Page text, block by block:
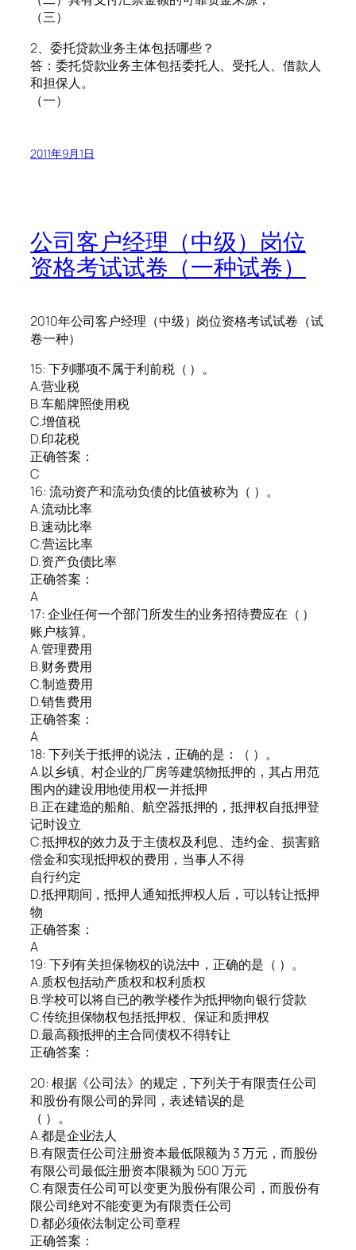
（三）
2、委托贷款业务主体包括哪些？
答：委托贷款业务主体包括委托人、受托人、借款人
和担保人。
（一）
2011年9月1日
公司客户经理（中级）岗位
资格考试试卷（一种试卷）
2010年公司客户经理（中级）岗位资格考试试卷（试
卷一种）
15: 下列哪项不属于利前税（ ）。
A.营业税
B.车船牌照使用税
C.增值税
D.印花税
正确答案：
C
16: 流动资产和流动负债的比值被称为（ ）。
A.流动比率
B.速动比率
C.营运比率
D.资产负债比率
正确答案：
A
17: 企业任何一个部门所发生的业务招待费应在（ ）
账户核算。
A.管理费用
B.财务费用
C.制造费用
D.销售费用
正确答案：
A
18: 下列关于抵押的说法，正确的是：（ ）。
A.以乡镇、村企业的厂房等建筑物抵押的，其占用范
围内的建设用地使用权一并抵押
B.正在建造的船舶、航空器抵押的，抵押权自抵押登
记时设立
C.抵押权的效力及于主债权及利息、违约金、损害赔
偿金和实现抵押权的费用，当事人不得
自行约定
D.抵押期间，抵押人通知抵押权人后，可以转让抵押
物
正确答案：
A
19: 下列有关担保物权的说法中，正确的是（ ）。
A.质权包括动产质权和权利质权
B.学校可以将自已的教学楼作为抵押物向银行贷款
C.传统担保物权包括抵押权、保证和质押权
D.最高额抵押的主合同债权不得转让
正确答案：
20: 根据《公司法》的规定，下列关于有限责任公司
和股份有限公司的异同，表述错误的是
（ ）。
A.都是企业法人
B.有限责任公司注册资本最低限额为 3 万元，而股份
有限公司最低注册资本限额为 500 万元
C.有限责任公司可以变更为股份有限公司，而股份有
限公司绝对不能变更为有限责任公司
D.都必须依法制定公司章程
正确答案：